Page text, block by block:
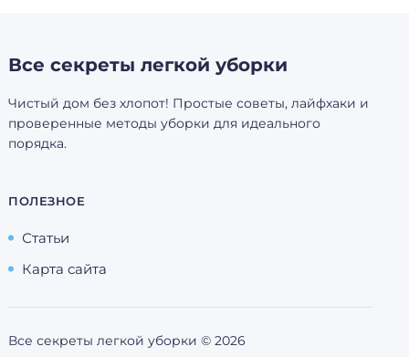
Все секреты легкой уборки
Чистый дом без хлопот! Простые советы, лайфхаки и
проверенные методы уборки для идеального
порядка.
ПОЛЕЗНОЕ
Статьи
Карта сайта
Все секреты легкой уборки © 2026